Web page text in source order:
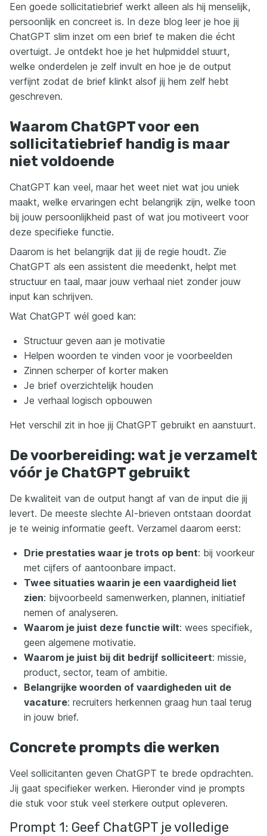
Een goede sollicitatiebrief werkt alleen als hij menselijk,
persoonlijk en concreet is. In deze blog leer je hoe jij
ChatGPT slim inzet om een brief te maken die écht
overtuigt. Je ontdekt hoe je het hulpmiddel stuurt,
welke onderdelen je zelf invult en hoe je de output
verfijnt zodat de brief klinkt alsof jij hem zelf hebt
geschreven.
Waarom ChatGPT voor een
sollicitatiebrief handig is maar
niet voldoende
ChatGPT kan veel, maar het weet niet wat jou uniek
maakt, welke ervaringen echt belangrijk zijn, welke toon
bij jouw persoonlijkheid past of wat jou motiveert voor
deze specifieke functie.
Daarom is het belangrijk dat jij de regie houdt. Zie
ChatGPT als een assistent die meedenkt, helpt met
structuur en taal, maar jouw verhaal niet zonder jouw
input kan schrijven.
Wat ChatGPT wél goed kan:
Structuur geven aan je motivatie
Helpen woorden te vinden voor je voorbeelden
Zinnen scherper of korter maken
Je brief overzichtelijk houden
Je verhaal logisch opbouwen
Het verschil zit in hoe jij ChatGPT gebruikt en aanstuurt.
De voorbereiding: wat je verzamelt
vóór je ChatGPT gebruikt
De kwaliteit van de output hangt af van de input die jij
levert. De meeste slechte AI-brieven ontstaan doordat
je te weinig informatie geeft. Verzamel daarom eerst:
Drie prestaties waar je trots op bent: bij voorkeur
met cijfers of aantoonbare impact.
Twee situaties waarin je een vaardigheid liet
zien: bijvoorbeeld samenwerken, plannen, initiatief
nemen of analyseren.
Waarom je juist deze functie wilt: wees specifiek,
geen algemene motivatie.
Waarom je juist bij dit bedrijf solliciteert: missie,
product, sector, team of ambitie.
Belangrijke woorden of vaardigheden uit de
vacature: recruiters herkennen graag hun taal terug
in jouw brief.
Concrete prompts die werken
Veel sollicitanten geven ChatGPT te brede opdrachten.
Jij gaat specifieker werken. Hieronder vind je prompts
die stuk voor stuk veel sterkere output opleveren.
Prompt 1: Geef ChatGPT je volledige